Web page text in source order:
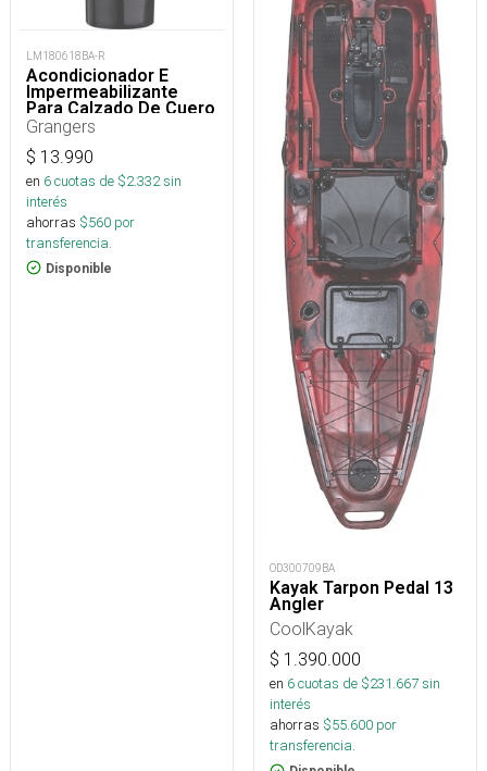
LM180618BA-R
Acondicionador E
Impermeabilizante
Para Calzado De Cuero
75 Ml
Grangers
$ 13.990
en 6cuotas de $2.332sin
interés
ahorras $560 por
transferencia.
Disponible
OD300709BA
Kayak Tarpon Pedal 13
Angler
CoolKayak
$ 1.390.000
en 6cuotas de $231.667sin
interés
ahorras $55.600 por
transferencia.